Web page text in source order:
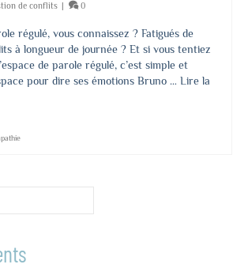
de conflits | 0
régulé, vous connaissez ? Fatigués de
à longueur de journée ? Et si vous tentiez
de parole régulé, c’est simple et
pour dire ses émotions Bruno … Lire la